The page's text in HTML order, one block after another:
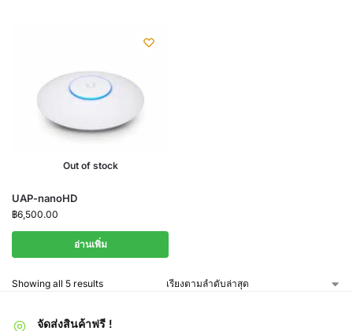
Out of stock
UAP-nanoHD
฿6,500.00
อ่านเพิ่ม
Showing all 5 results
จัดส่งสินค้าฟรี !